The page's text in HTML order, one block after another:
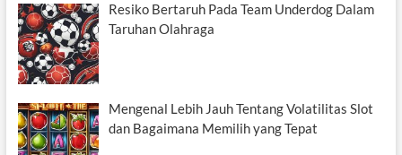
Resiko Bertaruh Pada Team Underdog Dalam
Taruhan Olahraga
Mengenal Lebih Jauh Tentang Volatilitas Slot
dan Bagaimana Memilih yang Tepat